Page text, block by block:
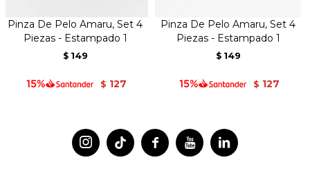
Pinza De Pelo Amaru, Set 4
Piezas - Estampado 1
$ 149
$ 127
Pinza De Pelo Amaru, Set 4
Piezas - Estampado 1
$ 149
$ 127
 
 